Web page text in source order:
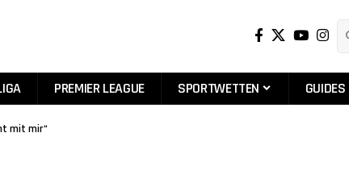
PREMIER LEAGUE SPORTWETTEN GUIDES
mit mir“